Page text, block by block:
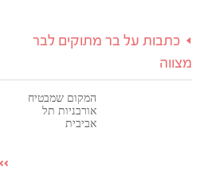
כתבות על בר מתוקים לבר
מצווה
המקום שמבטיח
אורבניות תל
אביבית